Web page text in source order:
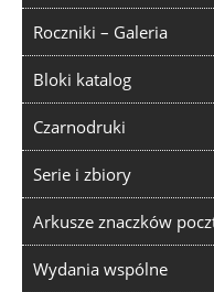
Roczniki – Galeria
Bloki katalog
Czarnodruki
Serie i zbiory
Arkusze znaczków
Wydania wspólne